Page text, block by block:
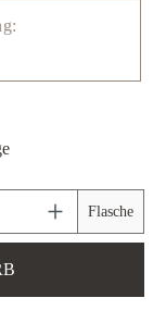
Wert
Flasche